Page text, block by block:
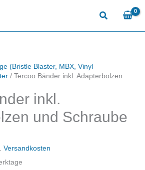
(Bristle Blaster, MBX, Vinyl
/ Tercoo Bänder inkl. Adapterbolzen
inkl.
und Schraube
Versandkosten